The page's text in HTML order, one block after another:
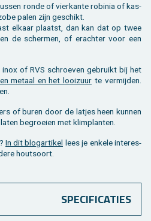
ronde of vier­kan­te ro­bi­nia of kas­
palen zijn ge­schikt.
el­kaar plaatst, dan kan dat op twee
de scher­men, of er­ach­ter voor een
of RVS schroe­ven ge­bruikt bij het
me­taal en het looi­zuur te ver­mij­den.
of buren door de lat­jes heen kun­nen
be­groei­en met klim­plan­ten.
In dit blogar­ti­kel lees je en­ke­le in­te­res­
hout­soort.
SPECIFICATIES